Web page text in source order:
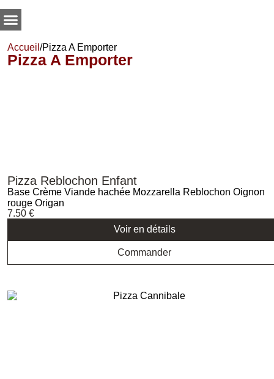
Accueil /Pizza A Emporter
Pizza A Emporter
Pizza Reblochon Enfant
Base Crème Viande hachée Mozzarella Reblochon Oignon
rouge Origan
7.50 €
Voir en détails
Commander